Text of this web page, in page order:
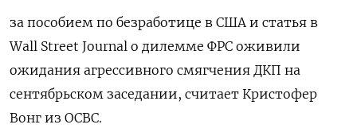
за пособием по безработице в США и статья в
Wall Street Journal о дилемме ФРС оживили
ожидания агрессивного смягчения ДКП на
сентябрьском заседании, считает Кристофер
Вонг из OCBC.